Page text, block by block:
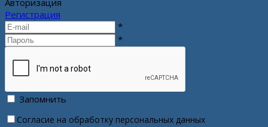
Регистрация
*
*
Запомнить
Согласие на обработку персональных данных